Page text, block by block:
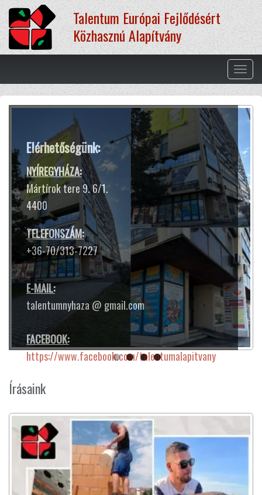
Ugrás
a
tartalomra
Talentum Európai Fejlődésért
Közhasznú Alapítvány
Elérhetőségünk:
NYÍREGYHÁZA:
Mártírok tere 9. 6/1.
4400
TELEFONSZÁM:
+36-70/313-7227
E-MAIL:
talentumnyhaza @ gmail.com
FACEBOOK:
https://www.facebook.com/talentumalapitvany
Terápiás módszereink
A hangtál harangokhoz hasonló
hangja és rezgése segít ellazulni,
kiszakadni a rohanó hétköznapok
sokszor gondterhelt mókuskerekéből.
Jótékony hatással van az idegrendszerre,
harmóniát teremt lelkünkben
és testünkben.
Írásaink